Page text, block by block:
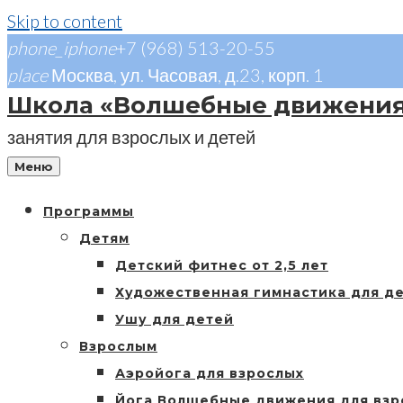
Skip to content
phone_iphone+7 (968) 513-20-55
placeМосква, ул. Часовая, д.23, корп. 1
Школа «Волшебные
занятия для взрослых и детей
Меню
Программы
Детям
Детский фитнес от 2,5 лет
Художественная гимнастика для
Ушу для детей
Взрослым
Аэройога для взрослых